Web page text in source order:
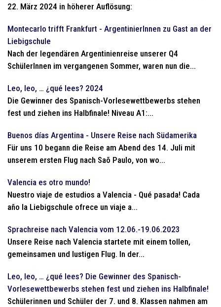
22. März 2024 in höherer Auflösung:
Montecarlo trifft Frankfurt - ArgentinierInnen zu Gast an der
Liebigschule
Nach der legendären Argentinienreise unserer Q4
SchülerInnen im vergangenen Sommer, waren nun die...
Leo, leo, … ¿qué lees? 2024
Die Gewinner des Spanisch-Vorlesewettbewerbs stehen
fest und ziehen ins Halbfinale! Niveau A1:...
Buenos días Argentina - Unsere Reise nach Südamerika
Für uns 10 begann die Reise am Abend des 14. Juli mit
unserem ersten Flug nach Saõ Paulo, von wo...
Valencia es otro mundo!
Nuestro viaje de estudios a Valencia - Qué pasada! Cada
año la Liebigschule ofrece un viaje a...
Sprachreise nach Valencia vom 12.06.-19.06.2023
Unsere Reise nach Valencia startete mit einem tollen,
gemeinsamen und lustigen Flug. In der...
Leo, leo, … ¿qué lees? Die Gewinner des Spanisch-
Vorlesewettbewerbs stehen fest und ziehen ins Halbfinale!
Schülerinnen und Schüler der 7. und 8. Klassen nahmen am